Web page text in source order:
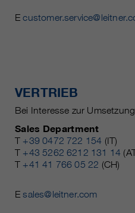
E
VERTRIEB
Bei Interesse zur
Sales Department
T +39 0472 722 154 (IT)
T +43 5262 6212 131 14
T +41 41 766 05 22 (CH)
Esales@leitner.com